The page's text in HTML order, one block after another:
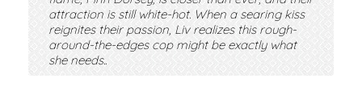
attraction is still white-hot. When a searing kiss
reignites their passion, Liv realizes this rough-
around-the-edges cop might be exactly what
she needs..